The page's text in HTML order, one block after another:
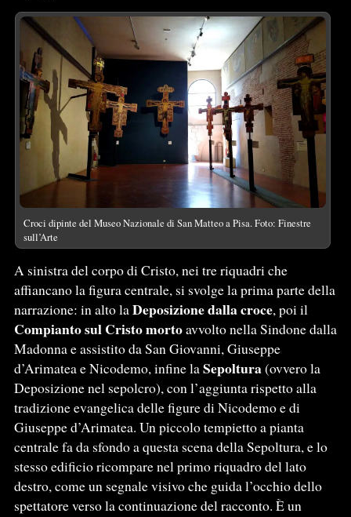
Croci dipinte del Museo Nazionale di San Matteo a Pisa. Foto: Finestre
sull’Arte
A sinistra del corpo di Cristo, nei tre riquadri che
affiancano la figura centrale, si svolge la prima parte della
narrazione: in alto laDeposizione dalla croce, poi il
Compianto sul Cristo mortoavvolto nella Sindone dalla
Madonna e assistito da San Giovanni, Giuseppe
d’Arimatea e Nicodemo, infine laSepoltura(ovvero la
Deposizione nel sepolcro), con l’aggiunta rispetto alla
tradizione evangelica delle figure di Nicodemo e di
Giuseppe d’Arimatea. Un piccolo tempietto a pianta
centrale fa da sfondo a questa scena della Sepoltura, e lo
stesso edificio ricompare nel primo riquadro del lato
destro, come un segnale visivo che guida l’occhio dello
spettatore verso la continuazione del racconto. È un